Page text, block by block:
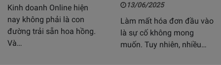
Kinh doanh Online hiện
nay không phải là con
đường trải sẵn hoa hồng.
Và…
13/06/2025
Làm mất hóa đơn đầu vào
là sự cố không mong
muốn. Tuy nhiên, nhiều…